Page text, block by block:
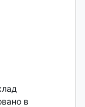
в